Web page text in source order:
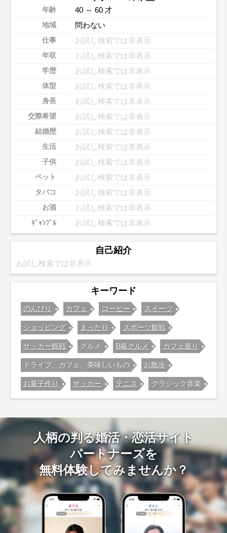
年齢 40 ～ 60 才
地域 問わない
仕事 お試し検索では非表示
年収 お試し検索では非表示
学歴 お試し検索では非表示
体型 お試し検索では非表示
身長 お試し検索では非表示
交際希望 お試し検索では非表示
結婚歴 お試し検索では非表示
生活 お試し検索では非表示
子供 お試し検索では非表示
ペット お試し検索では非表示
タバコ お試し検索では非表示
お酒 お試し検索では非表示
ｷﾞｬﾝﾌﾞﾙ お試し検索では非表示
自己紹介
お試し検索では非表示
キーワード
のんびり カフェ コーヒー スイーツ
ショッピング まったり スポーツ観戦
サッカー観戦 グルメ B級グルメ カフェ巡り
ドライブ、カフェ、美味しいもの お散歩
お菓子作り サッカー テニス クラシック音楽
人柄の判る婚活・恋活サイト
パートナーズを
無料体験してみませんか？